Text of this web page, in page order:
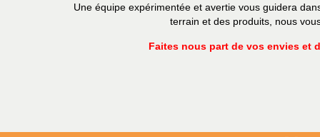
Une équipe expérimentée et avertie vous guidera
terrain et des produits, nous
Faites nous part de vos envies et